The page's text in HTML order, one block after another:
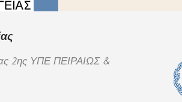
2ης ΥΠΕ ΠΕΙΡΑΙΩΣ &